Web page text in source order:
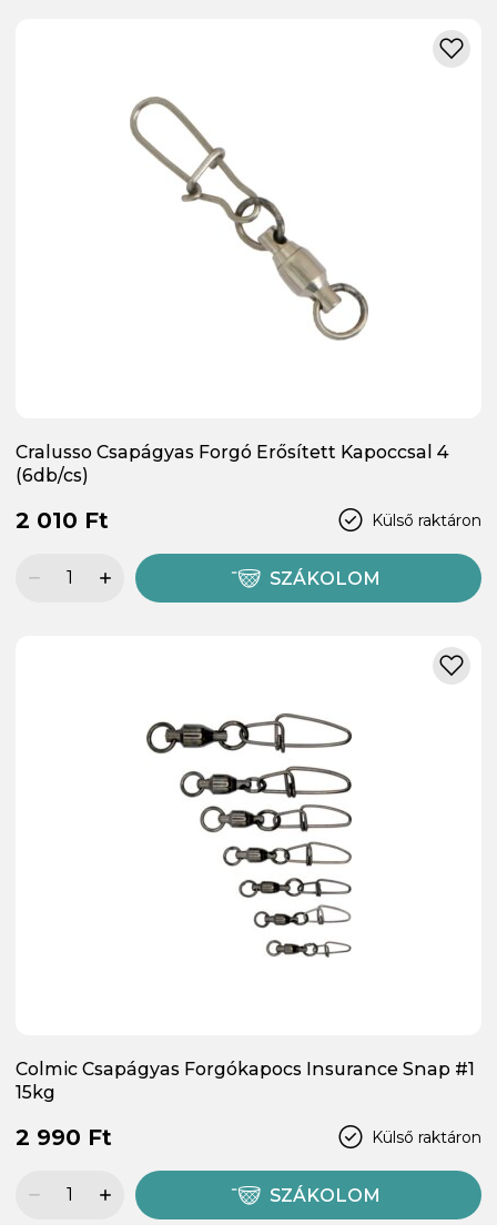
Cralusso Csapágyas Forgó Erősített Kapoccsal 4
(6db/cs)
Külső raktáron
2 010 Ft
SZÁKOLOM
Colmic Csapágyas Forgókapocs Insurance Snap #1
15kg
Külső raktáron
2 990 Ft
SZÁKOLOM